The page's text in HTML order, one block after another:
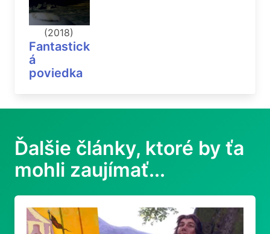
(2018)
Fantastick
á
poviedka
Ďalšie články, ktoré by ťa
mohli zaujímať...